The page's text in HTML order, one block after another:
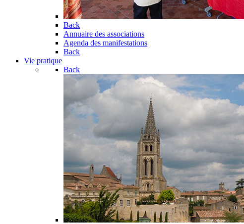
Back
Annuaire des associations
Agenda des manifestations
Back
Vie pratique
Back